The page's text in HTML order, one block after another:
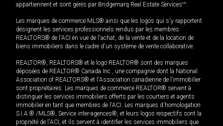
appartiennent et sont gérés par Bridgemarq Real Estate ServicesMD.
Les marques de commerce MLS® ainsi que les logos qui s'y rapportent
désignent les services professionnels rendus par les membres
REALTORS® de l'ACI en vue de l'achat, de la vente et de la location de
biens immobiliers dans le cadre d'un système de vente collaborative.
REALTOR®, REALTORS® et le logo REALTOR® sont des marques
déposées de REALTOR® Canada Inc., une compagnie dont la National
Association of REALTORS® et l'Association canadienne de l’immobilier
sont propriétaires. Les marques de commerce REALTOR® servent à
distinguer les services immobiliers offerts par les courtiers et agents
immobilier en tant que membres de l'ACI. Les marques d'homologation
S.I.A.® /MLS®, Service inter-agences®, et leurs logos respectifs sont la
propriété de l'ACI, et ils servent à identifier les services immobiliers que